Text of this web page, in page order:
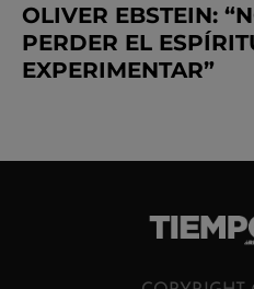
OLIVER EBSTEIN:
PERDER EL
EXPERIMENTAR”